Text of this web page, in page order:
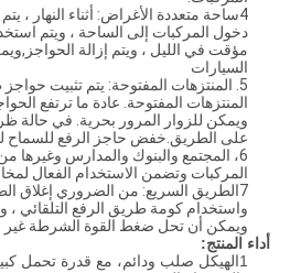
4ساحة متعددة الأغراض: أثناء النهار ،
دخول المركبات إلى الساحة ، ويتم
مؤقت في الليل ، ويتم إزالة
السيارات
5. المنتزهات المفتوحة: يتم تثبيت
المنتزهات المفتوحة. عادة ما ترتفع
ويمكن للزوار المرور بحرية. في حالة
على الطريق.خفض حاجز الرفع للسماح
6، المجتمع والبنوك والمدارس وغيرها
المركبات وتضمن الاستخدام الفعال
7الطريق السريع: من الضروري إغلاق
واستخدام كومة طريق الرفع التلقائي
ويمكن أن تحل ضغط القوة الشرطة غير
أداء المنتج:
1الهيكل صلب ودائم، مع قدرة تحمل